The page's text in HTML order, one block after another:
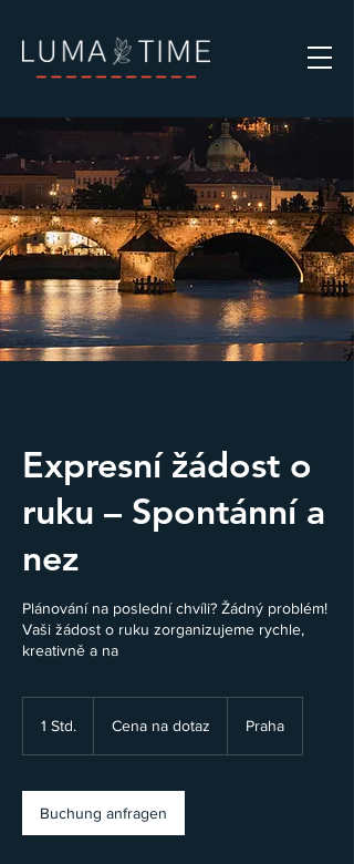
Expresní žádost o
ruku – Spontánní a
nez
Plánování na poslední chvíli? Žádný problém!
Vaši žádost o ruku zorganizujeme rychle,
kreativně a na
1 Std.
d
dotazCena na dotaz Praha
Buchung anfragen